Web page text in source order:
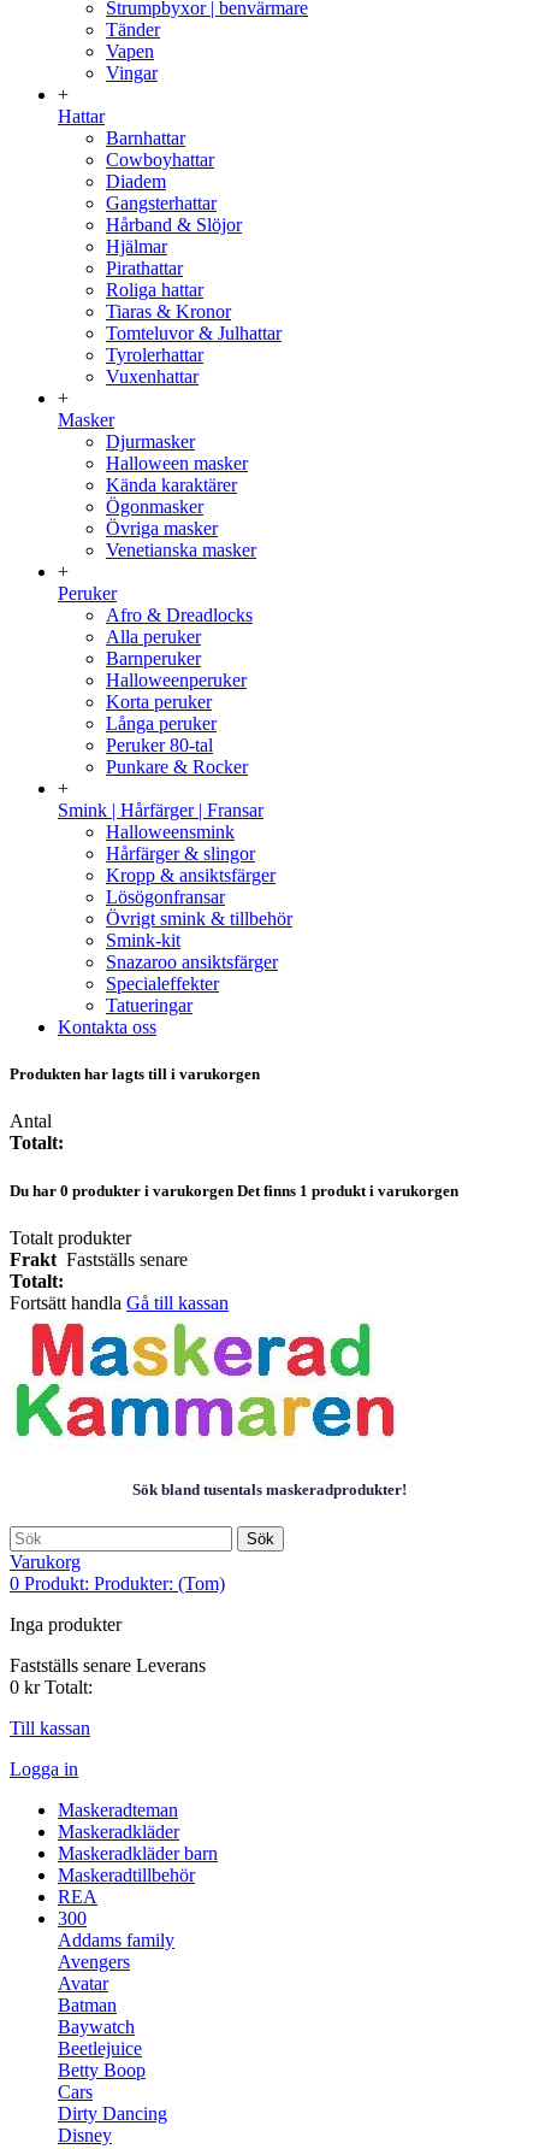
Strumpbyxor | benvärmare
Tänder
Vapen
Vingar
+
Hattar
Barnhattar
Cowboyhattar
Diadem
Gangsterhattar
Hårband & Slöjor
Hjälmar
Pirathattar
Roliga hattar
Tiaras & Kronor
Tomteluvor & Julhattar
Tyrolerhattar
Vuxenhattar
+
Masker
Djurmasker
Halloween masker
Kända karaktärer
Ögonmasker
Övriga masker
Venetianska masker
+
Peruker
Afro & Dreadlocks
Alla peruker
Barnperuker
Halloweenperuker
Korta peruker
Långa peruker
Peruker 80-tal
Punkare & Rocker
+
Smink | Hårfärger | Fransar
Halloweensmink
Hårfärger & slingor
Kropp & ansiktsfärger
Lösögonfransar
Övrigt smink & tillbehör
Smink-kit
Snazaroo ansiktsfärger
Specialeffekter
Tatueringar
Kontakta oss
Produkten har lagts till i varukorgen
Antal
Totalt:
Du har 0 produkter i varukorgen Det finns 1 produkt i varukorgen
Totalt produkter
Frakt Fastställs senare
Totalt:
Fortsätt handla Gå till kassan
Sök bland tusentals maskeradprodukter!
Sök
Varukorg
0 Produkt: Produkter: (Tom)
Inga produkter
Fastställs senare Leverans
0 kr Totalt:
Till kassan
Logga in
Maskeradteman
Maskeradkläder
Maskeradkläder barn
Maskeradtillbehör
REA
300
Addams family
Avengers
Avatar
Batman
Baywatch
Beetlejuice
Betty Boop
Cars
Dirty Dancing
Disney